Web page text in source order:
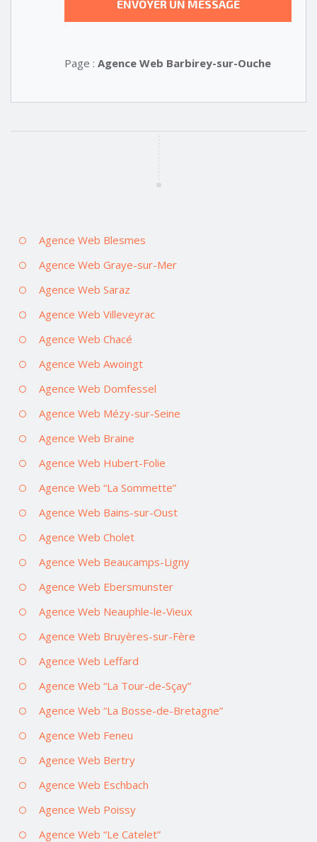
Page : Agence Web Barbirey-sur-Ouche
Agence Web Blesmes
Agence Web Graye-sur-Mer
Agence Web Saraz
Agence Web Villeveyrac
Agence Web Chacé
Agence Web Awoingt
Agence Web Domfessel
Agence Web Mézy-sur-Seine
Agence Web Braine
Agence Web Hubert-Folie
Agence Web “La Sommette”
Agence Web Bains-sur-Oust
Agence Web Cholet
Agence Web Beaucamps-Ligny
Agence Web Ebersmunster
Agence Web Neauphle-le-Vieux
Agence Web Bruyères-sur-Fère
Agence Web Leffard
Agence Web “La Tour-de-Sçay”
Agence Web “La Bosse-de-Bretagne”
Agence Web Feneu
Agence Web Bertry
Agence Web Eschbach
Agence Web Poissy
Agence Web “Le Catelet”